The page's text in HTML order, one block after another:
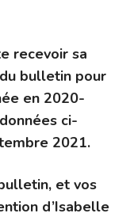
recevoir sa
bulletin pour
en 2020-
ci-
2021.
et vos
d’Isabelle